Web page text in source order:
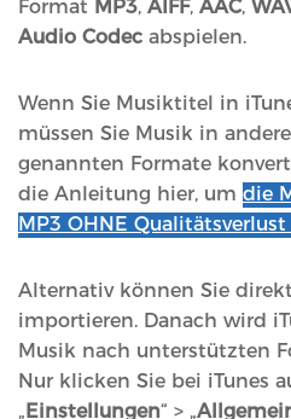
Format MP3, AIFF, AAC,
Audio Codec abspielen.
Wenn Sie Musiktitel in
müssen Sie Musik in
genannten Formate
die Anleitung hier, um die
MP3 OHNE
Alternativ können Sie
importieren. Danach wird
Musik nach unterstützten
Nur klicken Sie bei iTunes
„ Einstellungen“ > „